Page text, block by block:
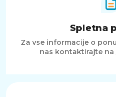
Spletna
Za vse informacije o
nas kontaktirajte na